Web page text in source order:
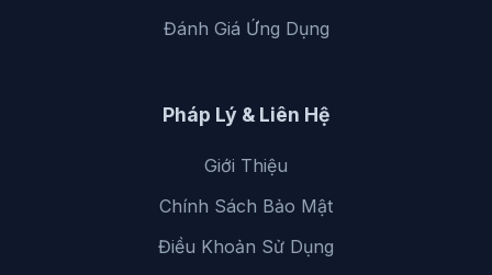
Đánh Giá Ứng Dụng
Pháp Lý & Liên Hệ
Giới Thiệu
Chính Sách Bảo Mật
Điều Khoản Sử Dụng